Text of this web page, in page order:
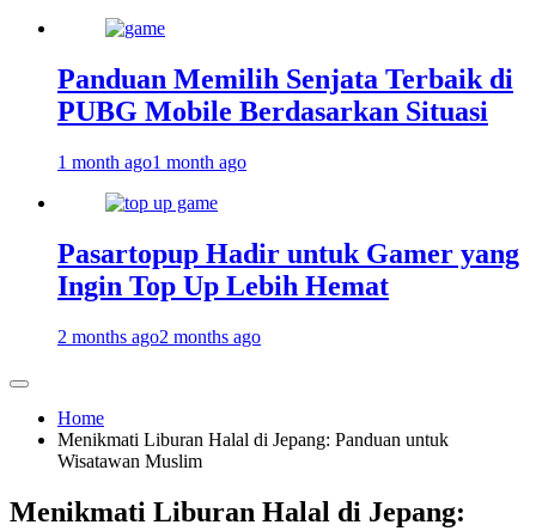
Panduan Memilih Senjata Terbaik di
PUBG Mobile Berdasarkan Situasi
1 month ago1 month ago
Pasartopup Hadir untuk Gamer yang
Ingin Top Up Lebih Hemat
2 months ago2 months ago
Home
Menikmati Liburan Halal di Jepang: Panduan untuk
Wisatawan Muslim
Menikmati Liburan Halal di Jepang: